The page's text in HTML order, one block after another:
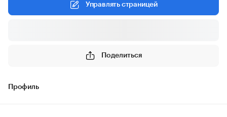
Управлять страницей
Поделиться
Профиль